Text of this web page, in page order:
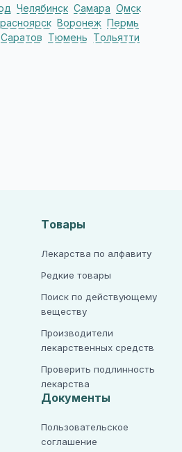
Челябинск Самара Омск
Воронеж Пермь
Саратов Тюмень
Тольятти
Товары
Лекарства по алфавиту
Редкие товары
Поиск по действующему
веществу
Производители
лекарственных средств
Проверить подлинность
лекарства
Документы
Пользовательское
соглашение